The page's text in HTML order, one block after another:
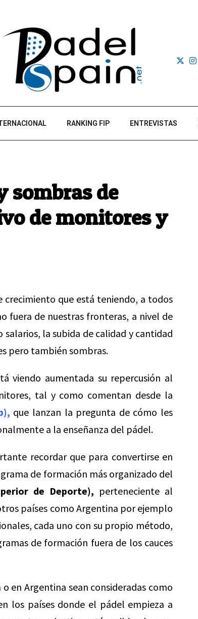
RANKING FIP ENTREVISTAS
sombras de
de monitores y
crecimiento que está teniendo, a todos
fuera de nuestras fronteras, a nivel de
la subida de calidad y cantidad
pero también sombras.
viendo aumentada su repercusión al
tal y como comentan desde la
que lanzan la pregunta de cómo les
a la enseñanza del pádel.
recordar que para convertirse en
de formación más organizado del
de Deporte), perteneciente al
países como Argentina por ejemplo
cada uno con su propio método,
de formación fuera de los cauces
en Argentina sean consideradas como
los países donde el pádel empieza a